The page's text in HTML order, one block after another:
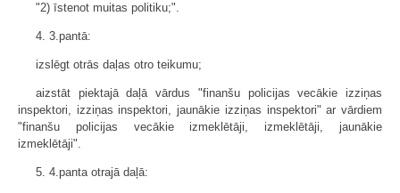
"2) īstenot muitas politiku;".
4. 3.pantā:
izslēgt otrās daļas otro teikumu;
aizstāt piektajā daļā vārdus "finanšu policijas vecākie izziņas
inspektori, izziņas inspektori, jaunākie izziņas inspektori" ar vārdiem
"finanšu policijas vecākie izmeklētāji, izmeklētāji, jaunākie
izmeklētāji".
5. 4.panta otrajā daļā: